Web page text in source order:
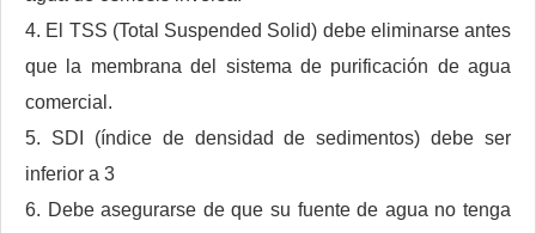
4. El TSS (Total Suspended Solid) debe eliminarse antes
que la membrana del sistema de purificación de agua
comercial.
5. SDI (índice de densidad de sedimentos) debe ser
inferior a 3
6. Debe asegurarse de que su fuente de agua no tenga